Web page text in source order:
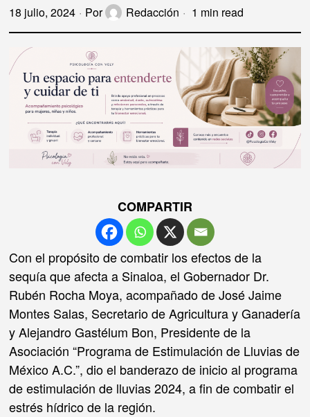
18 julio, 2024 Por Redacción 1 min read
COMPARTIR
Con el propósito de combatir los efectos de la
sequía que afecta a Sinaloa, el Gobernador Dr.
Rubén Rocha Moya, acompañado de José Jaime
Montes Salas, Secretario de Agricultura y Ganadería
y Alejandro Gastélum Bon, Presidente de la
Asociación “Programa de Estimulación de Lluvias de
México A.C.”, dio el banderazo de inicio al programa
de estimulación de lluvias 2024, a fin de combatir el
estrés hídrico de la región.